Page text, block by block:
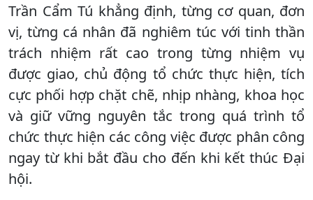
Trần Cẩm Tú khẳng định, từng cơ quan, đơn
vị, từng cá nhân đã nghiêm túc với tinh thần
trách nhiệm rất cao trong từng nhiệm vụ
được giao, chủ động tổ chức thực hiện, tích
cực phối hợp chặt chẽ, nhịp nhàng, khoa học
và giữ vững nguyên tắc trong quá trình tổ
chức thực hiện các công việc được phân công
ngay từ khi bắt đầu cho đến khi kết thúc Đại
hội.